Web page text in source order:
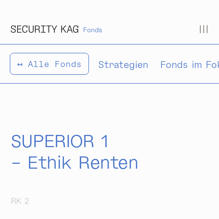
Fonds
↤ Alle Fonds Strategien Fonds im
SUPERIOR 1
– Ethik Renten
RK 2